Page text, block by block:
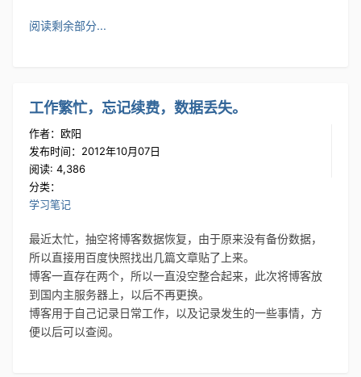
阅读剩余部分...
工作繁忙，忘记续费，数据丢失。
作者：欧阳
发布时间：2012年10月07日
阅读: 4,386
分类：
学习笔记
最近太忙，抽空将博客数据恢复，由于原来没有备份数据，
所以直接用百度快照找出几篇文章贴了上来。
博客一直存在两个，所以一直没空整合起来，此次将博客放
到国内主服务器上，以后不再更换。
博客用于自己记录日常工作，以及记录发生的一些事情，方
便以后可以查阅。